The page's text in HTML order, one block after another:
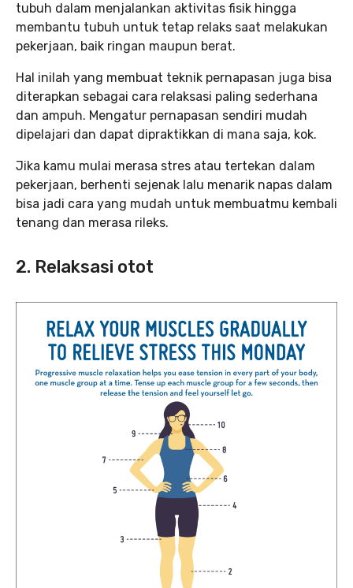
tubuh dalam menjalankan aktivitas fisik hingga
membantu tubuh untuk tetap relaks saat melakukan
pekerjaan, baik ringan maupun berat.
Hal inilah yang membuat teknik pernapasan juga bisa
diterapkan sebagai cara relaksasi paling sederhana
dan ampuh. Mengatur pernapasan sendiri mudah
dipelajari dan dapat dipraktikkan di mana saja, kok.
Jika kamu mulai merasa stres atau tertekan dalam
pekerjaan, berhenti sejenak lalu menarik napas dalam
bisa jadi cara yang mudah untuk membuatmu kembali
tenang dan merasa rileks.
2. Relaksasi otot